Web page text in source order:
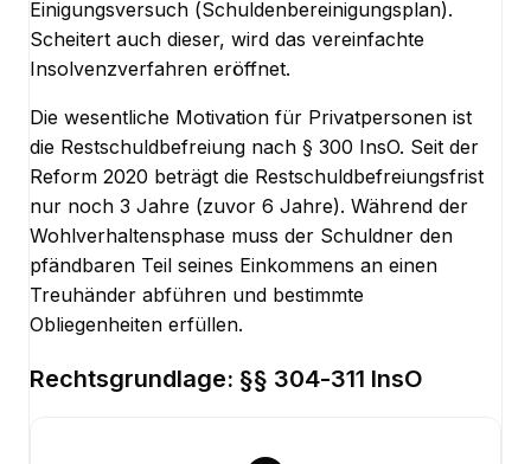
Einigungsversuch (Schuldenbereinigungsplan).
Scheitert auch dieser, wird das vereinfachte
Insolvenzverfahren eröffnet.
Die wesentliche Motivation für Privatpersonen ist
die Restschuldbefreiung nach § 300 InsO. Seit der
Reform 2020 beträgt die Restschuldbefreiungsfrist
nur noch 3 Jahre (zuvor 6 Jahre). Während der
Wohlverhaltensphase muss der Schuldner den
pfändbaren Teil seines Einkommens an einen
Treuhänder abführen und bestimmte
Obliegenheiten erfüllen.
Rechtsgrundlage: §§ 304-311 InsO